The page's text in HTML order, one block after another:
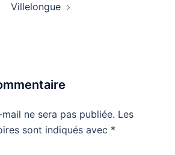
Villelongue
ne sera pas publiée. Les
sont indiqués avec *